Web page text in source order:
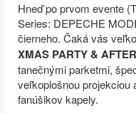
Hneď po prvom evente
Series: DEPECHE
čierneho. Čaká vás
XMAS PARTY &
tanečnými parketmi,
veľkoplošnou projekciou
fanúšikov kapely.